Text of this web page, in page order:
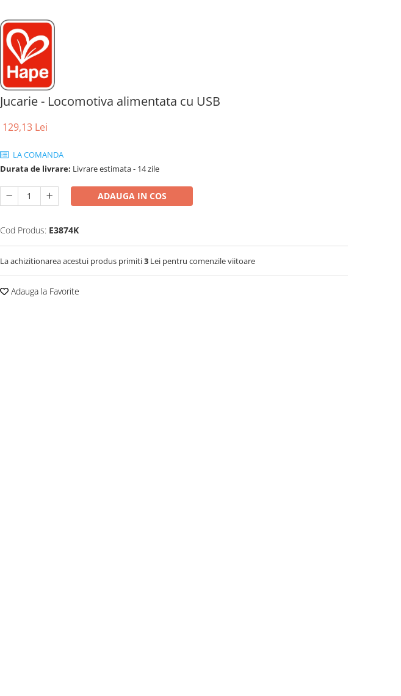
Jucarie - Locomotiva alimentata cu USB
129,13 Lei
LA COMANDA
Durata de livrare: Livrare estimata - 14 zile
ADAUGA IN COS
Cod Produs: E3874K
La achizitionarea acestui produs primiti3 Lei pentru comenzile viitoare
Adauga la Favorite